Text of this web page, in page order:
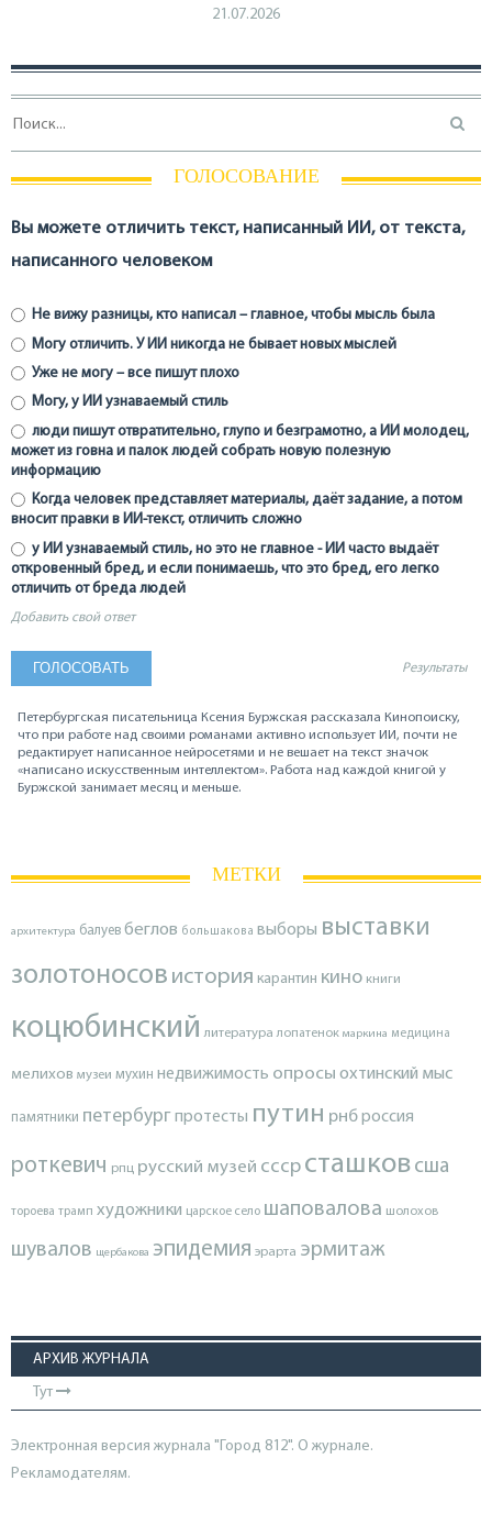
21.07.2026
ГОЛОСОВАНИЕ
Вы можете отличить текст, написанный ИИ, от текста,
написанного человеком
Не вижу разницы, кто написал – главное, чтобы мысль была
Могу отличить. У ИИ никогда не бывает новых мыслей
Уже не могу – все пишут плохо
Могу, у ИИ узнаваемый стиль
люди пишут отвратительно, глупо и безграмотно, а ИИ молодец,
может из говна и палок людей собрать новую полезную
информацию
Когда человек представляет материалы, даёт задание, а потом
вносит правки в ИИ-текст, отличить сложно
у ИИ узнаваемый стиль, но это не главное - ИИ часто выдаёт
откровенный бред, и если понимаешь, что это бред, его легко
отличить от бреда людей
Добавить свой ответ
Результаты
Петербургская писательница Ксения Буржская рассказала Кинопоиску,
что при работе над своими романами активно использует ИИ, почти не
редактирует написанное нейросетями и не вешает на текст значок
«написано искусственным интеллектом». Работа над каждой книгой у
Буржской занимает месяц и меньше.
МЕТКИ
архитектура балуев беглов большакова выборы выставки
золотоносов история карантин кино книги
коцюбинский литература лопатенок маркина медицина
мелихов музеи мухин недвижимость опросы охтинский мыс
памятники петербургпротесты путин рнброссия
роткевич рпц русский музей ссср сташков сша
тороева трамп художники царское село шаповалова шолохов
шувалов щербакова эпидемия эрарта эрмитаж
АРХИВ ЖУРНАЛА
Тут
Электронная версия журнала "Город 812". О журнале.
Рекламодателям.